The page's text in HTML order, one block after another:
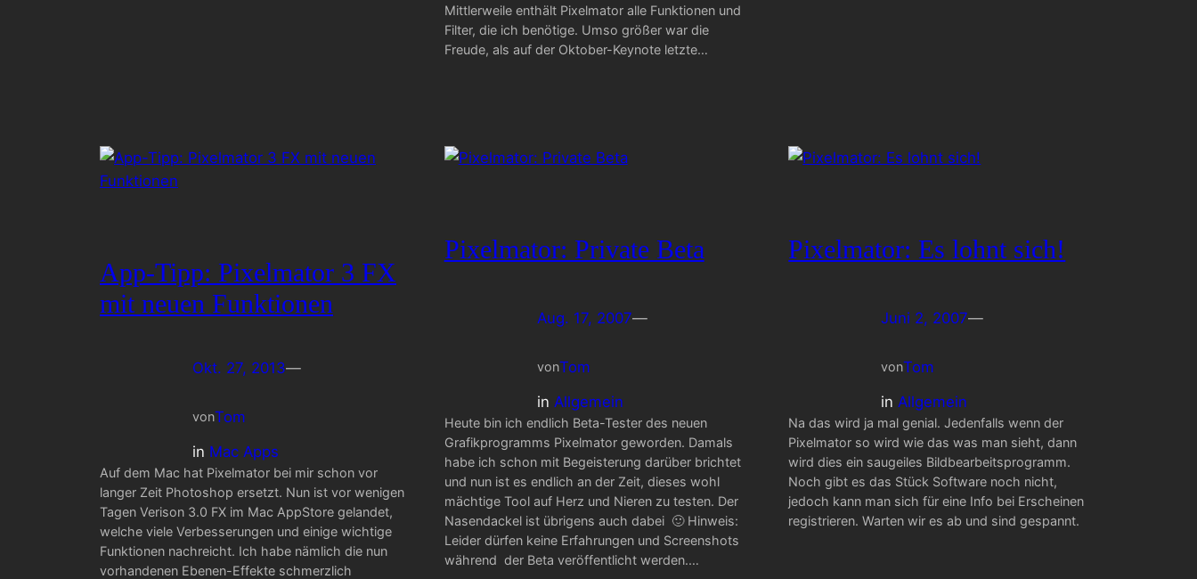
Mittlerweile enthält Pixelmator alle Funktionen und
Filter, die ich benötige. Umso größer war die
Freude, als auf der Oktober-Keynote letzte…
App-Tipp: Pixelmator 3 FX
mit neuen Funktionen
Okt. 27, 2013—
vonTom
in Mac Apps
Auf dem Mac hat Pixelmator bei mir schon vor
langer Zeit Photoshop ersetzt. Nun ist vor wenigen
Tagen Verison 3.0 FX im Mac AppStore gelandet,
welche viele Verbesserungen und einige wichtige
Funktionen nachreicht. Ich habe nämlich die nun
vorhandenen Ebenen-Effekte schmerzlich
Pixelmator: Private Beta
Aug. 17, 2007—
vonTom
in Allgemein
Heute bin ich endlich Beta-Tester des neuen
Grafikprogramms Pixelmator geworden. Damals
habe ich schon mit Begeisterung darüber brichtet
und nun ist es endlich an der Zeit, dieses wohl
mächtige Tool auf Herz und Nieren zu testen. Der
Nasendackel ist übrigens auch dabei 🙂 Hinweis:
Leider dürfen keine Erfahrungen und Screenshots
während der Beta veröffentlicht werden.…
Pixelmator: Es lohnt sich!
Juni 2, 2007—
vonTom
in Allgemein
Na das wird ja mal genial. Jedenfalls wenn der
Pixelmator so wird wie das was man sieht, dann
wird dies ein saugeiles Bildbearbeitsprogramm.
Noch gibt es das Stück Software noch nicht,
jedoch kann man sich für eine Info bei Erscheinen
registrieren. Warten wir es ab und sind gespannt.